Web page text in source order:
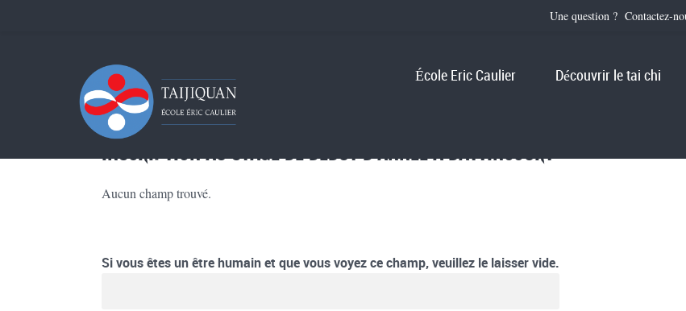
École Eric Caulier Découvrir le tai chi
INSCRIPTION AU STAGE DE DÉBUT D’ANNÉE À BATTINCOURT
Aucun champ trouvé.
Si vous êtes un être humain et que vous voyez ce champ, veuillez le laisser vide.
Une question ? Contactez-